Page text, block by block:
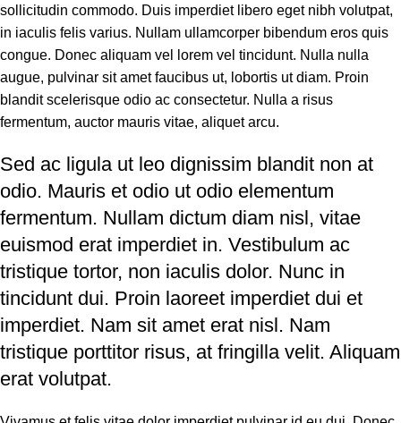
sollicitudin commodo. Duis imperdiet libero eget nibh volutpat,
in iaculis felis varius. Nullam ullamcorper bibendum eros quis
congue. Donec aliquam vel lorem vel tincidunt. Nulla nulla
augue, pulvinar sit amet faucibus ut, lobortis ut diam. Proin
blandit scelerisque odio ac consectetur. Nulla a risus
fermentum, auctor mauris vitae, aliquet arcu.
Sed ac ligula ut leo dignissim blandit non at
odio. Mauris et odio ut odio elementum
fermentum. Nullam dictum diam nisl, vitae
euismod erat imperdiet in. Vestibulum ac
tristique tortor, non iaculis dolor. Nunc in
tincidunt dui. Proin laoreet imperdiet dui et
imperdiet. Nam sit amet erat nisl. Nam
tristique porttitor risus, at fringilla velit. Aliquam
erat volutpat.